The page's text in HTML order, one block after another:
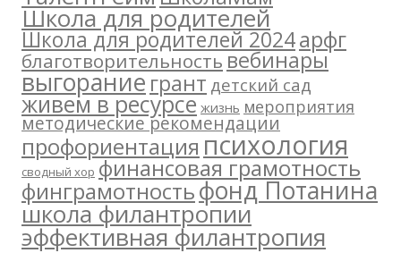
Школа для родителей
Школа для родителей 2024арфг
благотворительностьвебинары
выгораниегрант детский сад
живем в ресурсе жизнь мероприятия
методические рекомендации
профориентация психология
сводный хор финансовая грамотность
финграмотностьфонд Потанина
школа филантропии
эффективная филантропия